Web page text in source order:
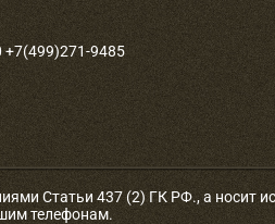
9485
Статьи 437 (2) ГК РФ., а носит
телефонам.